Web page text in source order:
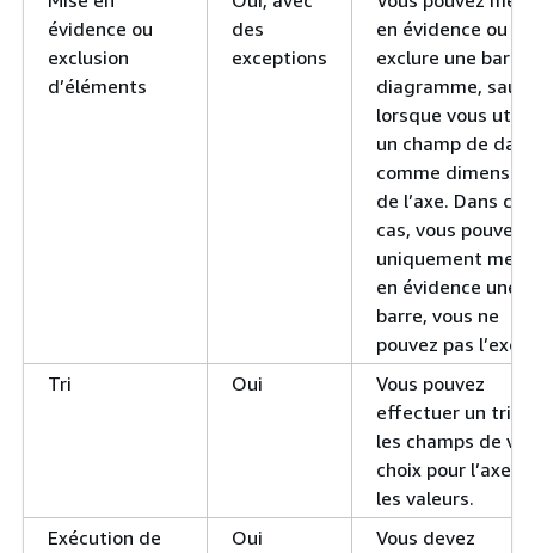
évidence ou
exclusion
d’éléments
des
exceptions
en évidence ou
exclure une barre
diagramme, sauf
lorsque vous
un champ de date
comme dimension
de l’axe. Dans ce
cas, vous pouvez
uniquement
en évidence une
barre, vous ne
pouvez pas
Tri
Oui
Vous pouvez
effectuer un tri
les champs de
choix pour l’axe et
les valeurs.
Exécution de
Oui
Vous devez